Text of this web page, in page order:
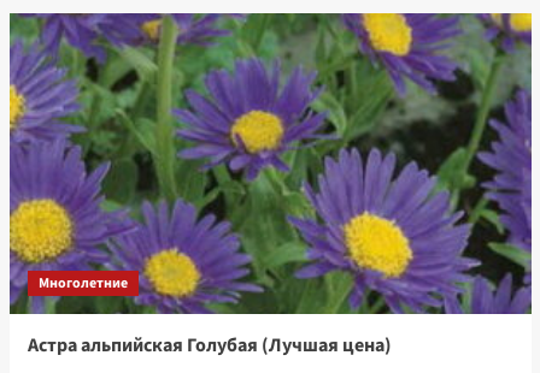
Многолетние
Астра альпийская Голубая (Лучшая цена)